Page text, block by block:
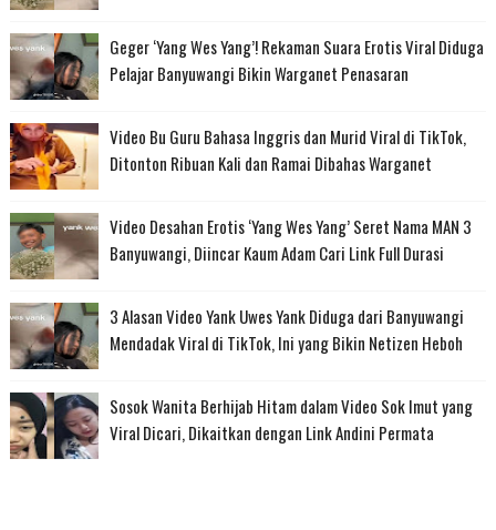
Geger ‘Yang Wes Yang’! Rekaman Suara Erotis Viral Diduga
Pelajar Banyuwangi Bikin Warganet Penasaran
Video Bu Guru Bahasa Inggris dan Murid Viral di TikTok,
Ditonton Ribuan Kali dan Ramai Dibahas Warganet
Video Desahan Erotis ‘Yang Wes Yang’ Seret Nama MAN 3
Banyuwangi, Diincar Kaum Adam Cari Link Full Durasi
3 Alasan Video Yank Uwes Yank Diduga dari Banyuwangi
Mendadak Viral di TikTok, Ini yang Bikin Netizen Heboh
Sosok Wanita Berhijab Hitam dalam Video Sok Imut yang
Viral Dicari, Dikaitkan dengan Link Andini Permata